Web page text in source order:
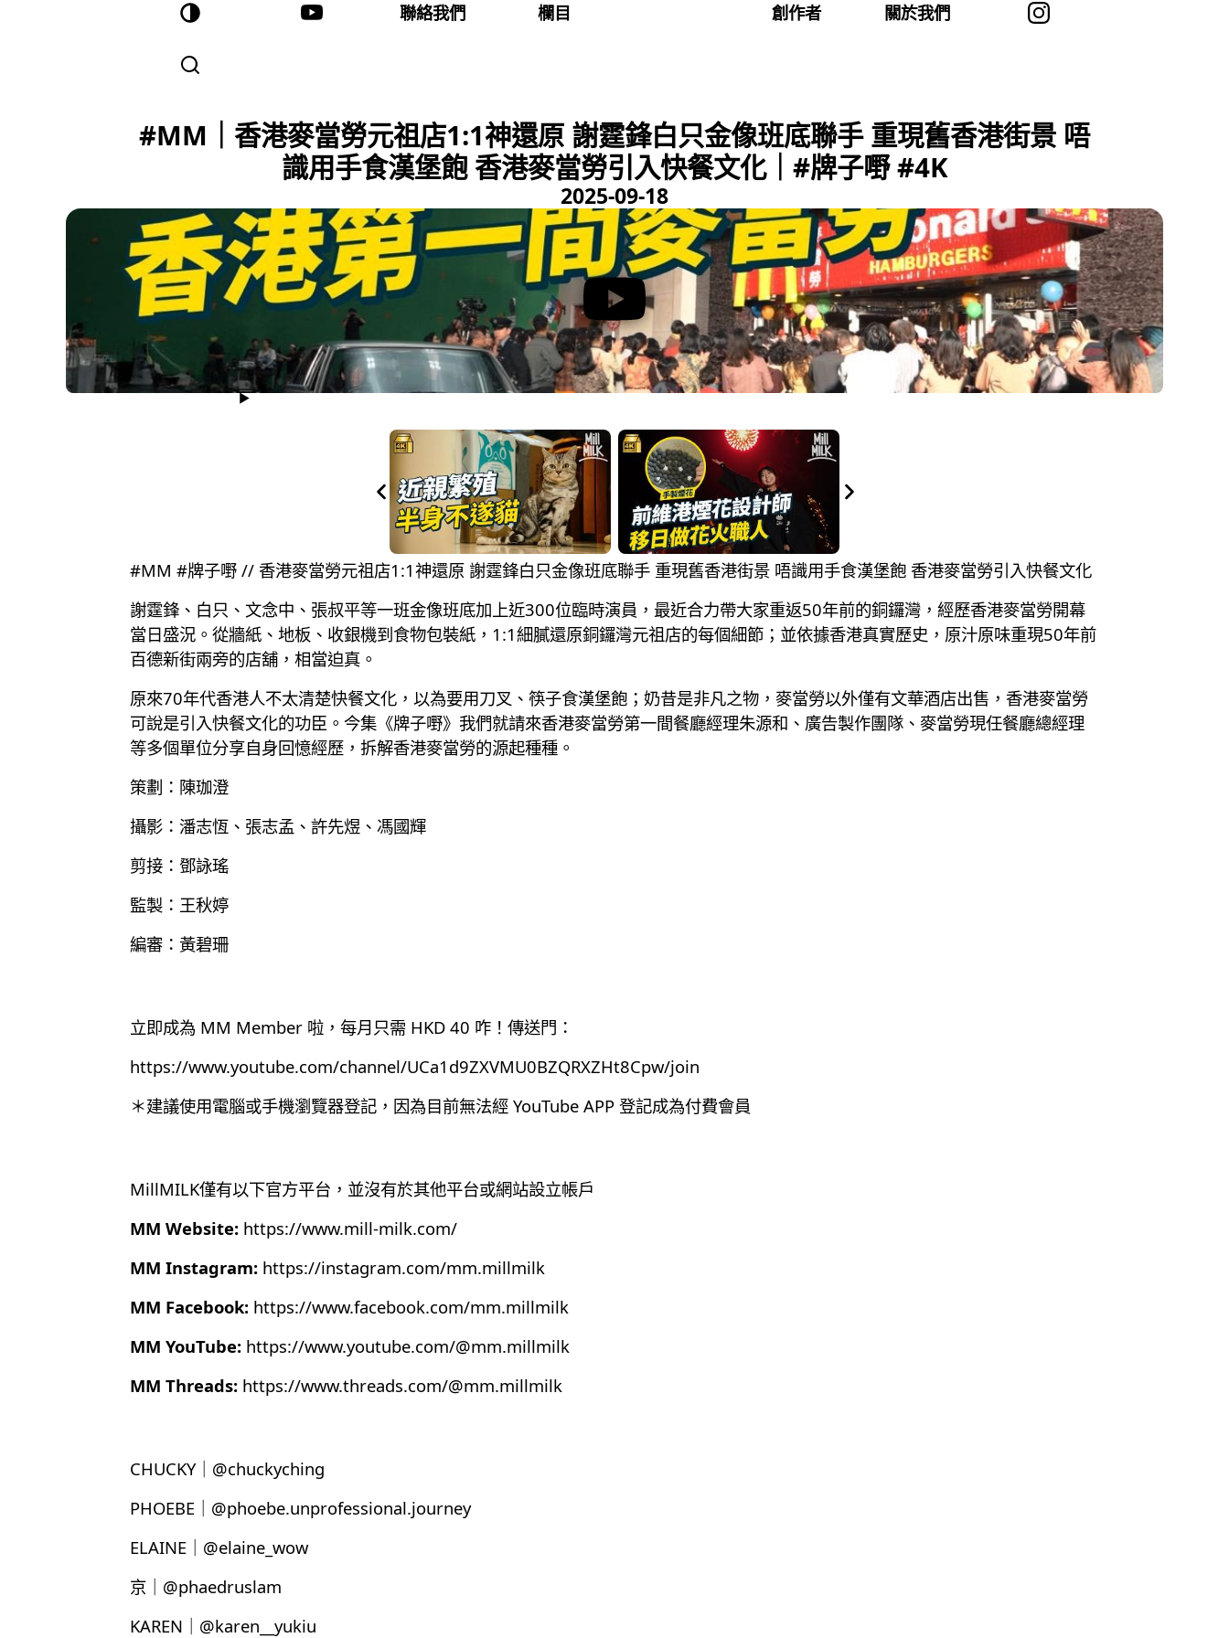
聯絡我們 欄目 創作者 關於我們
#MM｜香港麥當勞元祖店1:1神還原 謝霆鋒白只金像班底聯手 重現舊香港街景 唔
識用手食漢堡飽 香港麥當勞引入快餐文化｜#牌子嘢 #4K
2025-09-18
#MM #牌子嘢 // 香港麥當勞元祖店1:1神還原 謝霆鋒白只金像班底聯手 重現舊香港街景 唔識用手食漢堡飽 香港麥當勞引入快餐文化
謝霆鋒、白只、文念中、張叔平等一班金像班底加上近300位臨時演員，最近合力帶大家重返50年前的銅鑼灣，經歷香港麥當勞開幕
當日盛況。從牆紙、地板、收銀機到食物包裝紙，1:1細膩還原銅鑼灣元祖店的每個細節；並依據香港真實歷史，原汁原味重現50年前
百德新街兩旁的店舖，相當迫真。
原來70年代香港人不太清楚快餐文化，以為要用刀叉、筷子食漢堡飽；奶昔是非凡之物，麥當勞以外僅有文華酒店出售，香港麥當勞
可說是引入快餐文化的功臣。今集《牌子嘢》我們就請來香港麥當勞第一間餐廳經理朱源和、廣告製作團隊、麥當勞現任餐廳總經理
等多個單位分享自身回憶經歷，拆解香港麥當勞的源起種種。
策劃：陳珈澄
攝影：潘志恆、張志孟、許先煜、馮國輝
剪接：鄧詠瑤
監製：王秋婷
編審：黃碧珊
立即成為 MM Member 啦，每月只需 HKD 40 咋！傳送門：
https://www.youtube.com/channel/UCa1d9ZXVMU0BZQRXZHt8Cpw/join
＊建議使用電腦或手機瀏覽器登記，因為目前無法經 YouTube APP 登記成為付費會員
MillMILK僅有以下官方平台，並沒有於其他平台或網站設立帳戶
MM Website: https://www.mill-milk.com/
MM Instagram: https://instagram.com/mm.millmilk
MM Facebook: https://www.facebook.com/mm.millmilk
MM YouTube: https://www.youtube.com/@mm.millmilk
MM Threads: https://www.threads.com/@mm.millmilk
CHUCKY｜@chuckyching
PHOEBE｜@phoebe.unprofessional.journey
ELAINE｜@elaine_wow
京｜@phaedruslam
KAREN｜@karen__yukiu